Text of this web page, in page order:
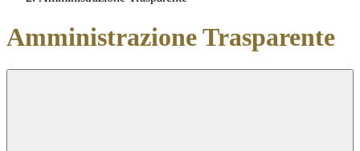
Amministrazione Trasparente